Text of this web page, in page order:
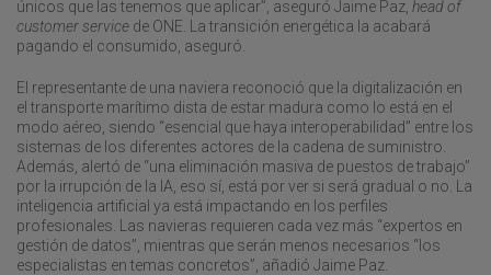
únicos que las tenemos que aplicar”, aseguró Jaime Paz, head of
customer service de ONE. La transición energética la acabará
pagando el consumido, aseguró.
El representante de una naviera reconoció que la digitalización en
el transporte marítimo dista de estar madura como lo está en el
modo aéreo, siendo “esencial que haya interoperabilidad” entre los
sistemas de los diferentes actores de la cadena de suministro.
Además, alertó de “una eliminación masiva de puestos de trabajo”
por la irrupción de la IA, eso sí, está por ver si será gradual o no. La
inteligencia artificial ya está impactando en los perfiles
profesionales. Las navieras requieren cada vez más “expertos en
gestión de datos”, mientras que serán menos necesarios “los
especialistas en temas concretos”, añadió Jaime Paz.